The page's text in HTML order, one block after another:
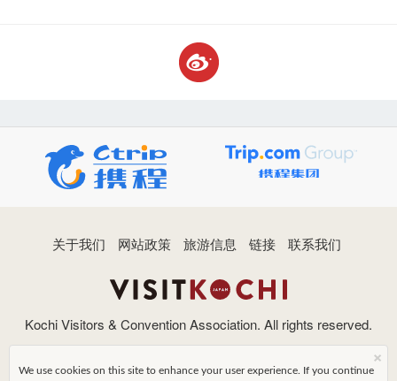
关于我们 网站政策 旅游信息 链接 联系我们
Kochi Visitors & Convention Association. All rights reserved.
×
We use cookies on this site to enhance your user experience. If you continue